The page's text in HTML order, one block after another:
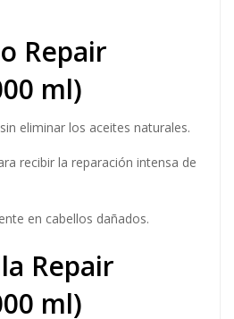
Repair
ml)
eliminar los aceites naturales.
recibir la reparación intensa de
en cabellos dañados.
Repair
ml)